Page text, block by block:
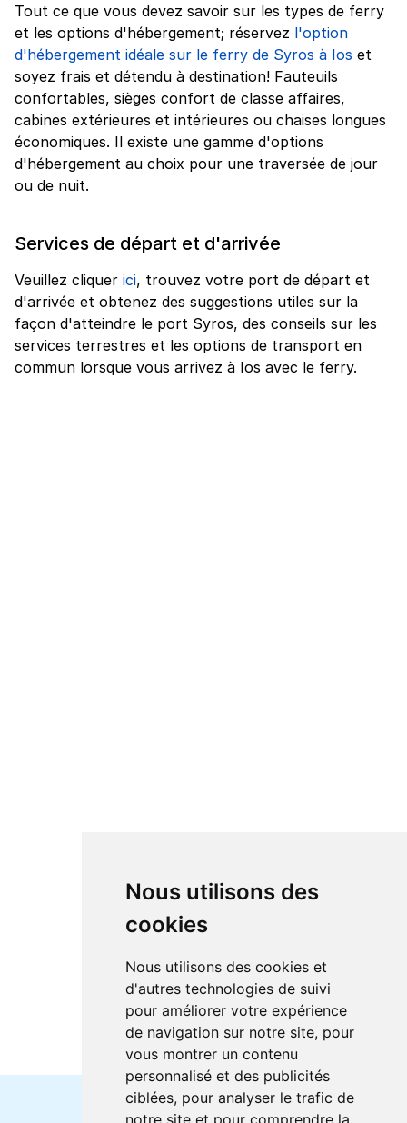
Nous utilisons des
cookies
Nous utilisons des cookies et
d'autres technologies de suivi
pour améliorer votre expérience
de navigation sur notre site, pour
vous montrer un contenu
personnalisé et des publicités
ciblées, pour analyser le trafic de
notre site et pour comprendre la
Tout ce que vous devez savoir sur les types de ferry
et les options d'hébergement; réservez l'option
d'hébergement idéale sur le ferry de Syros à Ios et
soyez frais et détendu à destination! Fauteuils
confortables, sièges confort de classe affaires,
cabines extérieures et intérieures ou chaises longues
économiques. Il existe une gamme d'options
d'hébergement au choix pour une traversée de jour
ou de nuit.
Services de départ et d'arrivée
Veuillez cliquer ici, trouvez votre port de départ et
d'arrivée et obtenez des suggestions utiles sur la
façon d'atteindre le port Syros, des conseils sur les
services terrestres et les options de transport en
commun lorsque vous arrivez à Ios avec le ferry.